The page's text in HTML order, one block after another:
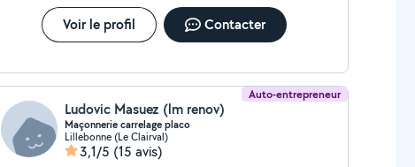
Voir le profil Contacter
Auto-entrepreneur
Ludovic Masuez (lm renov)
Maçonnerie carrelage placo
Lillebonne (Le Clairval)
3,1/5 (15 avis)